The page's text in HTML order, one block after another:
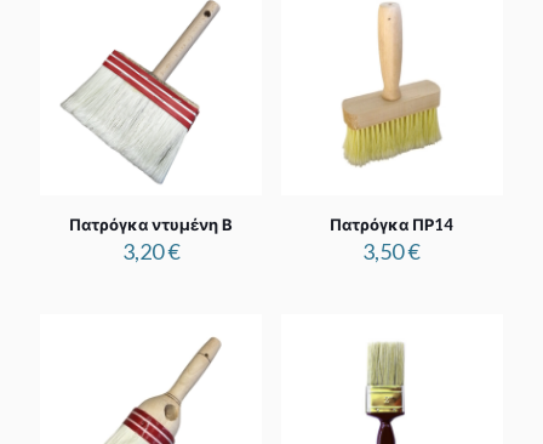
Πατρόγκα ντυμένη Β
3,20€
Πατρόγκα ΠΡ14
3,50€